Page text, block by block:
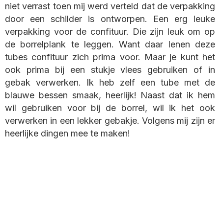
niet verrast toen mij werd verteld dat de verpakking
door een schilder is ontworpen. Een erg leuke
verpakking voor de confituur. Die zijn leuk om op
de borrelplank te leggen. Want daar lenen deze
tubes confituur zich prima voor. Maar je kunt het
ook prima bij een stukje vlees gebruiken of in
gebak verwerken. Ik heb zelf een tube met de
blauwe bessen smaak, heerlijk! Naast dat ik hem
wil gebruiken voor bij de borrel, wil ik het ook
verwerken in een lekker gebakje. Volgens mij zijn er
heerlijke dingen mee te maken!